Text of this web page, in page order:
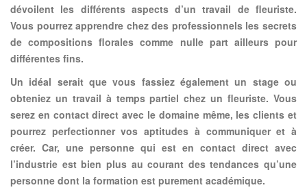
dévoilent les différents aspects d’un travail de fleuriste.
Vous pourrez apprendre chez des professionnels les secrets
de compositions florales comme nulle part ailleurs pour
différentes fins.
Un idéal serait que vous fassiez également un stage ou
obteniez un travail à temps partiel chez un fleuriste. Vous
serez en contact direct avec le domaine même, les clients et
pourrez perfectionner vos aptitudes à communiquer et à
créer. Car, une personne qui est en contact direct avec
l’industrie est bien plus au courant des tendances qu’une
personne dont la formation est purement académique.